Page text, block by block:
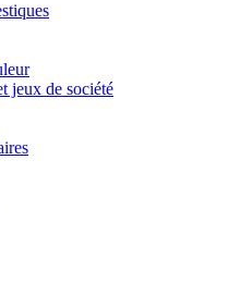
jeux de société